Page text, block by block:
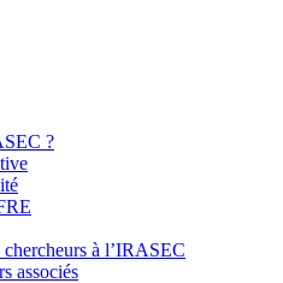
?
chercheurs à l’IRASEC
associés